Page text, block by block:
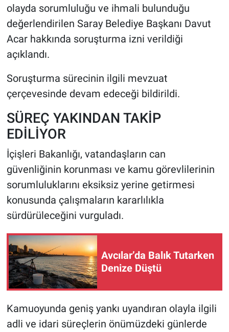
olayda sorumluluğu ve ihmali bulunduğu
değerlendirilen Saray Belediye Başkanı Davut
Acar hakkında soruşturma izni verildiği
açıklandı.
Soruşturma sürecinin ilgili mevzuat
çerçevesinde devam edeceği bildirildi.
SÜREÇ YAKINDAN TAKİP
EDİLİYOR
İçişleri Bakanlığı, vatandaşların can
güvenliğinin korunması ve kamu görevlilerinin
sorumluluklarını eksiksiz yerine getirmesi
konusunda çalışmaların kararlılıkla
sürdürüleceğini vurguladı.
Avcılar’da Balık Tutarken
Denize Düştü
Kamuoyunda geniş yankı uyandıran olayla ilgili
adli ve idari süreçlerin önümüzdeki günlerde